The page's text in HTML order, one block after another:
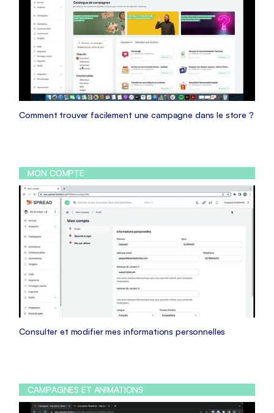
Comment trouver facilement une campagne dans le store ?
MON COMPTE
Consulter et modifier mes informations personnelles
CAMPAGNES ET ANIMATIONS